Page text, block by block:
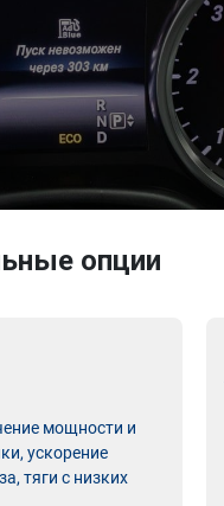
опции
мощности и
ускорение
тяги с низких